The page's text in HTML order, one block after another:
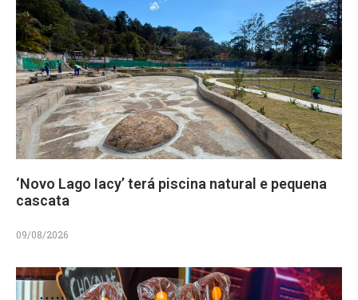
‘Novo Lago Iacy’ terá piscina natural e pequena
cascata
09/08/2026